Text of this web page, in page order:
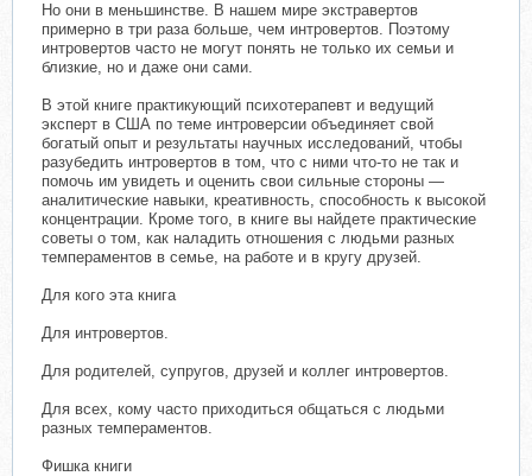
Но они в меньшинстве. В нашем мире экстравертов
примерно в три раза больше, чем интровертов. Поэтому
интровертов часто не могут понять не только их семьи и
близкие, но и даже они сами.
В этой книге практикующий психотерапевт и ведущий
эксперт в США по теме интроверсии объединяет свой
богатый опыт и результаты научных исследований, чтобы
разубедить интровертов в том, что с ними что-то не так и
помочь им увидеть и оценить свои сильные стороны —
аналитические навыки, креативность, способность к высокой
концентрации. Кроме того, в книге вы найдете практические
советы о том, как наладить отношения с людьми разных
темпераментов в семье, на работе и в кругу друзей.
Для кого эта книга
Для интровертов.
Для родителей, супругов, друзей и коллег интровертов.
Для всех, кому часто приходиться общаться с людьми
разных темпераментов.
Фишка книги